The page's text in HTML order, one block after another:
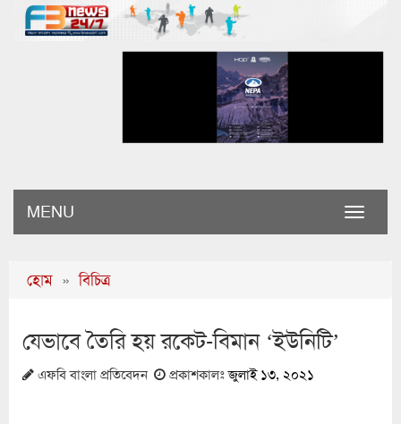
Toggle
MENU
হোম » বিচিত্র
যেভাবে তৈরি হয় রকেট-বিমান ‘ইউনিটি’
এফবি বাংলা প্রতিবেদন প্রকাশকালঃজুলাই ১৩, ২০২১